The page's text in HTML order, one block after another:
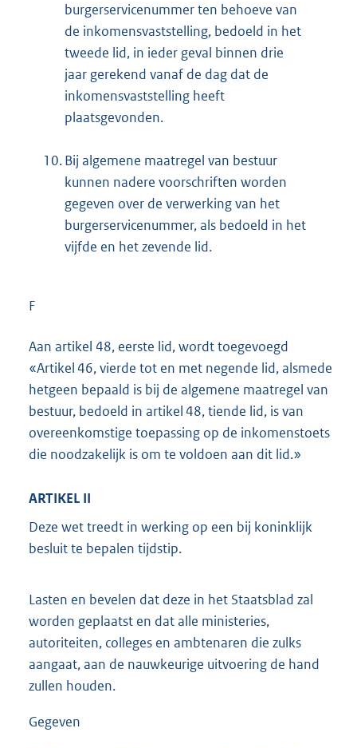
burgerservicenummer ten behoeve van
de inkomensvaststelling, bedoeld in het
tweede lid, in ieder geval binnen drie
jaar gerekend vanaf de dag dat de
inkomensvaststelling heeft
plaatsgevonden.
10.Bij algemene maatregel van bestuur
kunnen nadere voorschriften worden
gegeven over de verwerking van het
burgerservicenummer, als bedoeld in het
vijfde en het zevende lid.
F
Aan artikel 48, eerste lid, wordt toegevoegd
«Artikel 46, vierde tot en met negende lid, alsmede
hetgeen bepaald is bij de algemene maatregel van
bestuur, bedoeld in artikel 48, tiende lid, is van
overeenkomstige toepassing op de inkomenstoets
die noodzakelijk is om te voldoen aan dit lid.»
ARTIKEL II
Deze wet treedt in werking op een bij koninklijk
besluit te bepalen tijdstip.
Lasten en bevelen dat deze in het Staatsblad zal
worden geplaatst en dat alle ministeries,
autoriteiten, colleges en ambtenaren die zulks
aangaat, aan de nauwkeurige uitvoering de hand
zullen houden.
Gegeven